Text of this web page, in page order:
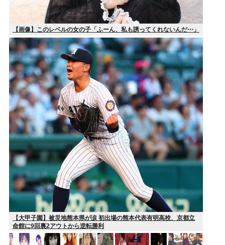
【画像】このレベルの女の子「ふーん、私も誘ってくれないんだ⋯」
【大甲子園】被災地熊本県が涙 初出場の熊本代表有明高校、京都立
命館に9回裏2アウトから逆転勝利